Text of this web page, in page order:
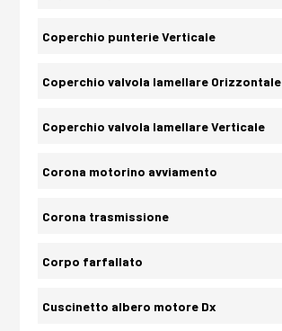
Coperchio punterie Verticale
Coperchio valvola lamellare Orizzontale
Coperchio valvola lamellare Verticale
Corona motorino avviamento
Corona trasmissione
Corpo farfallato
Cuscinetto albero motore Dx